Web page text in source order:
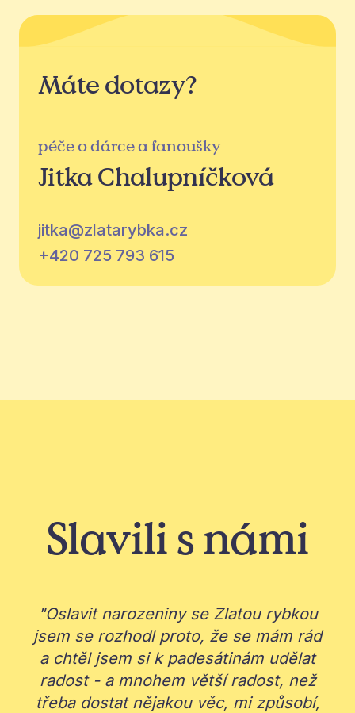
Máte dotazy?
péče o dárce a fanoušky
Jitka Chalupníčková
jitka@zlatarybka.cz
+420 725 793 615
Slavili s námi
"Oslavit narozeniny se Zlatou rybkou
jsem se rozhodl proto, že se mám rád
a chtěl jsem si k padesátinám udělat
radost - a mnohem větší radost, než
třeba dostat nějakou věc, mi způsobí,